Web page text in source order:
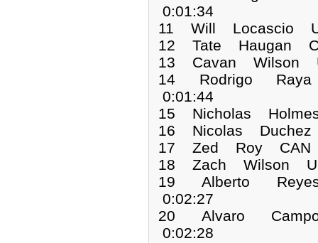
0:01:34
11 Will Locascio
12 Tate Haugan
13 Cavan Wilson
14 Rodrigo Raya
0:01:44
15 Nicholas
16 Nicolas
17 Zed Roy CAN
18 Zach Wilson
19 Alberto
0:02:27
20 Alvaro
0:02:28